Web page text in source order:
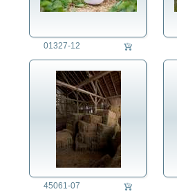
01327-12
45061-07